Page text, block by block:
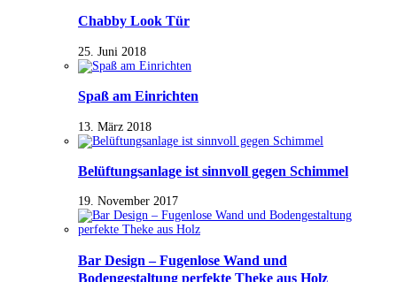
Chabby Look Tür
25. Juni 2018
Spaß am Einrichten
13. März 2018
Belüftungsanlage ist sinnvoll gegen Schimmel
19. November 2017
Bar Design – Fugenlose Wand und
Bodengestaltung perfekte Theke aus Holz